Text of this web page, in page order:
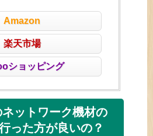
Amazon
楽天市場
ショッピング
ットワーク機材の
った方が良いの？